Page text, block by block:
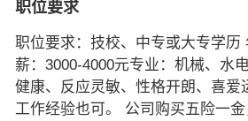
职位要求
职位要求：技校、中专或大专学历
薪：3000-4000元专业：机械、水
健康、反应灵敏、性格开朗、喜爱
工作经验也可。 公司购买五险一金